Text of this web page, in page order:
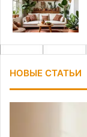
НОВЫЕ СТАТЬИ